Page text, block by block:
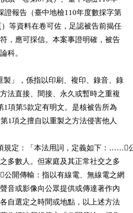
證報告（臺中地檢110年度數採字第
）等資料在卷可佐，足認被告前揭任
符，應可採信。本案事證明確，被告
科。
製」，係指以印刷、複印、錄音、錄
方法直接、間接、永久或暫時之重複
1項第5款定有明文。是核被告所為
第1項之擅自以重製之方法侵害他人
規定：「本法用詞，定義如下：……
之多數人。但家庭及其正常社交之多
公開傳輸：指以有線電、無線電之網
聲音或影像向公眾提供或傳達著作內
各自選定之時間或地點，以上述方法